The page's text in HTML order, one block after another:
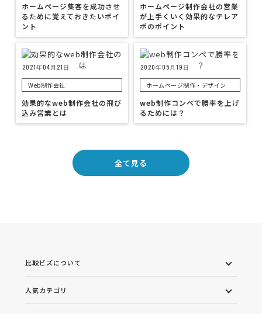
ホームページ集客を成功させ
るために覚えておきたいポイ
ント
ホームページ制作会社の営業
が上手くいく効果的なテレア
ポのポイント
2021年04月21日
Web制作会社
効果的なweb制作会社の飛び
込み営業とは
2020年05月19日
ホームページ制作・デザイン
web制作コンペで勝率を上げ
るためには？
全て見る
比較ビズについて
人気カテゴリ